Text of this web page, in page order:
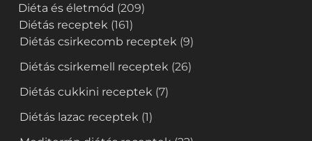
Diéta és életmód (209)
Diétás receptek (161)
Diétás csirkecomb receptek (9)
Diétás csirkemell receptek (26)
Diétás cukkini receptek (7)
Diétás lazac receptek (1)